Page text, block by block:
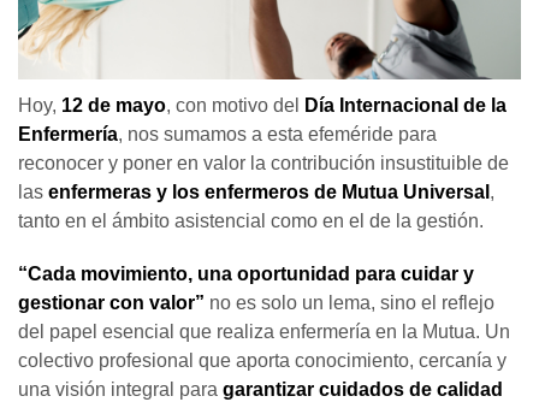
Hoy, 12 de mayo, con motivo del
Día Internacional de la
Enfermería, nos sumamos a esta efeméride para
reconocer y poner en valor la contribución insustituible de
las enfermeras y los enfermeros de Mutua Universal ,
tanto en el ámbito asistencial como en el de la gestión.
“Cada movimiento, una oportunidad para cuidar y
gestionar con valor” no es solo un lema, sino el reflejo
del papel esencial que realiza enfermería en la Mutua. Un
colectivo profesional que aporta conocimiento, cercanía y
una visión integral para garantizar cuidados de calidad